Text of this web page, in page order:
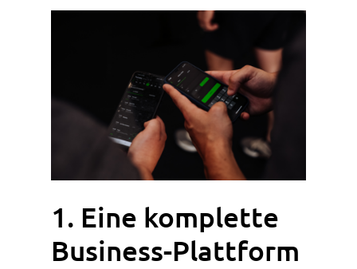
1. Eine komplette
Business-Plattform